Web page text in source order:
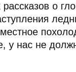
о
у нас не